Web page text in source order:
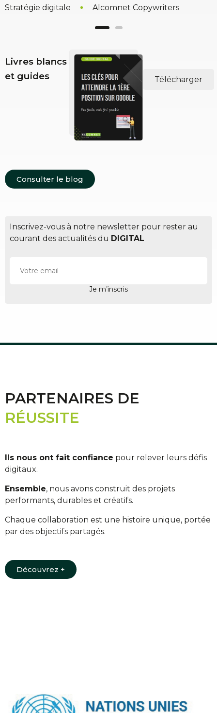
Stratégie digitale Alcomnet Copywriters
Livres blancs
et guides
Télécharger
Consulter le blog
Inscrivez-vous à notre newsletter pour rester au
courant des actualités du DIGITAL
PARTENAIRES DE
RÉUSSITE
Ils nous ont fait confiance pour relever leurs défis
digitaux.
Ensemble, nous avons construit des projets
performants, durables et créatifs.
Chaque collaboration est une histoire unique, portée
par des objectifs partagés.
Découvrez +